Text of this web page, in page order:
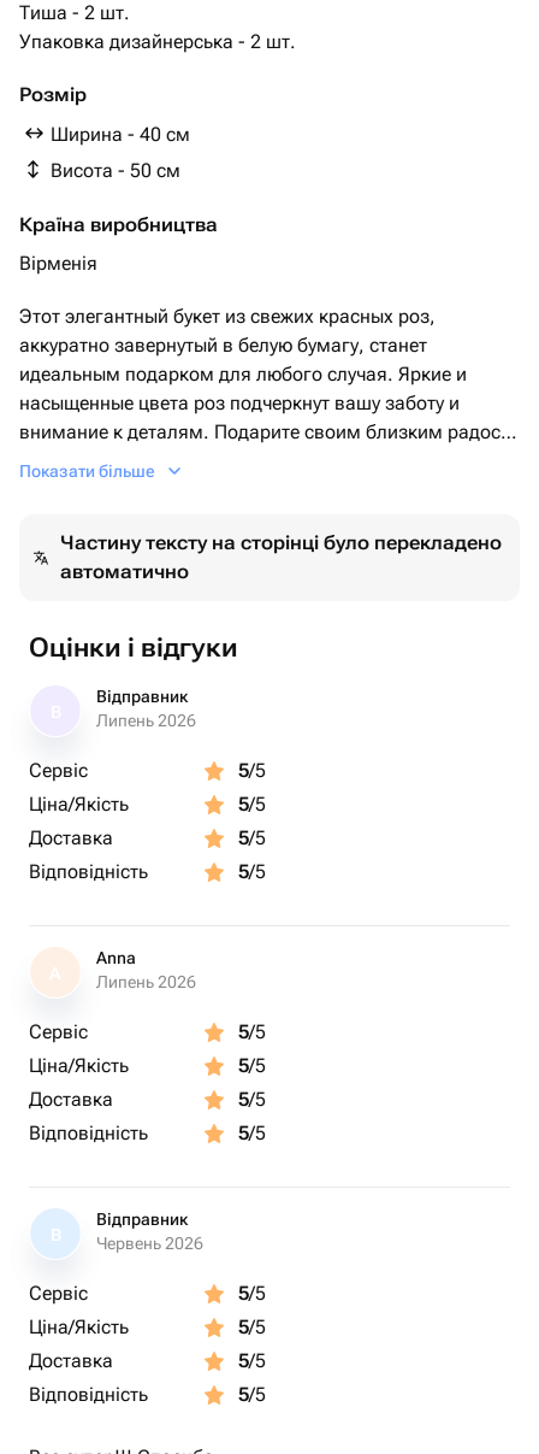
Тиша - 2 шт.
Упаковка дизайнерська - 2 шт.
Розмір
Ширина - 40 см
Висота - 50 см
Країна виробництва
Вірменія
Этот элегантный букет из свежих красных роз,
аккуратно завернутый в белую бумагу, станет
идеальным подарком для любого случая. Яркие и
насыщенные цвета роз подчеркнут вашу заботу и
внимание к деталям. Подарите своим близким радость
и красоту с этим великолепным букетом.
Показати більше
Частину тексту на сторінці було перекладено
автоматично
Оцінки і відгуки
Відправник
Липень 2026
Сервіс 5/5
Ціна/Якість
5/5
Доставка
5/5
Відповідність
5/5
A
Anna
Липень 2026
Сервіс 5/5
Ціна/Якість
5/5
Доставка
5/5
Відповідність
5/5
В
Відправник
Червень 2026
Сервіс 5/5
Ціна/Якість
5/5
Доставка
5/5
Відповідність
5/5